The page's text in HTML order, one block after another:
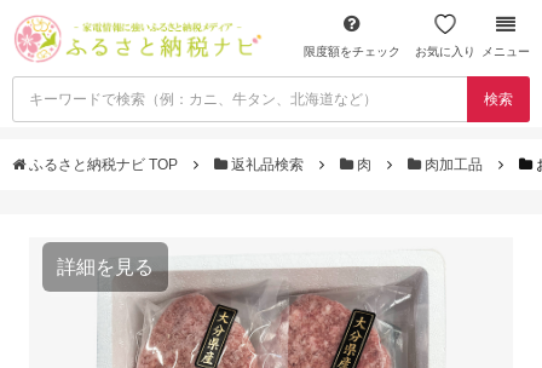
限度額をチェック お気に入り メニュー
検索
ふるさと納税ナビ TOP 返礼品検索 肉 肉加工品
詳細を見る